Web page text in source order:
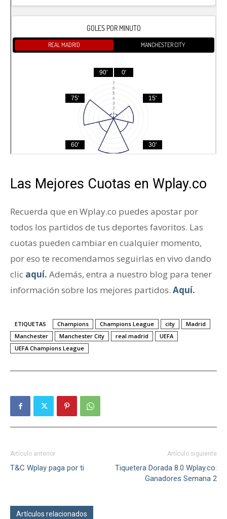
Las Mejores Cuotas en Wplay.co
Recuerda que en Wplay.co puedes apostar por
todos los partidos de tus deportes favoritos. Las
cuotas pueden cambiar en cualquier momento,
por eso te recomendamos seguirlas en vivo dando
clic aquí. Además, entra a nuestro blog para tener
información sobre los mejores partidos. Aquí.
ETIQUETAS Champions Champions League city
Madrid
Manchester
Manchester City real madrid
UEFA
UEFA Champions League
Artículo anterior
T&C Wplay paga por ti
Artículo siguiente
Tiquetera Dorada 8.0 Wplay.co:
Ganadores Semana 2
Artículos relacionados